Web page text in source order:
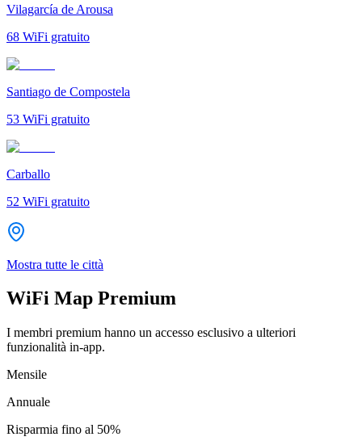
Vilagarcía de Arousa
68 WiFi gratuito
Santiago de Compostela
53 WiFi gratuito
Carballo
52 WiFi gratuito
Mostra tutte le città
WiFi Map Premium
I membri premium hanno un accesso esclusivo a ulteriori
funzionalità in-app.
Mensile
Annuale
Risparmia fino al 50%